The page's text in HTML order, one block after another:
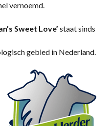
vernoemd.
Sweet Love’ staat sinds
gebied in Nederland.